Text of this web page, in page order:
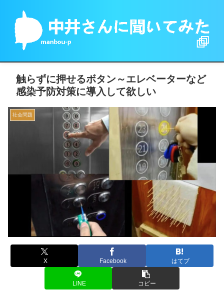
触らずに押せるボタン～エレベーターなど
感染予防対策に導入して欲しい
社会問題
X Facebook はてブ
LINE コピー